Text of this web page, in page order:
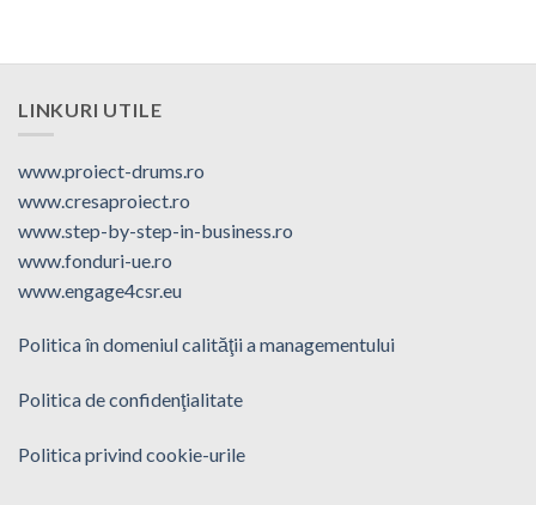
LINKURI UTILE
www.proiect-drums.ro
www.cresaproiect.ro
www.step-by-step-in-business.ro
www.fonduri-ue.ro
www.engage4csr.eu
Politica în domeniul calităţii a managementului
Politica de confidenţialitate
Politica privind cookie-urile